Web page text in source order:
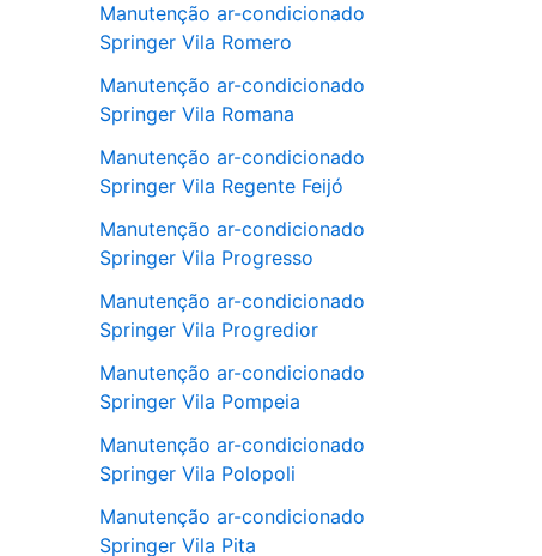
Manutenção ar-condicionado
Springer Vila Romero
Manutenção ar-condicionado
Springer Vila Romana
Manutenção ar-condicionado
Springer Vila Regente Feijó
Manutenção ar-condicionado
Springer Vila Progresso
Manutenção ar-condicionado
Springer Vila Progredior
Manutenção ar-condicionado
Springer Vila Pompeia
Manutenção ar-condicionado
Springer Vila Polopoli
Manutenção ar-condicionado
Springer Vila Pita